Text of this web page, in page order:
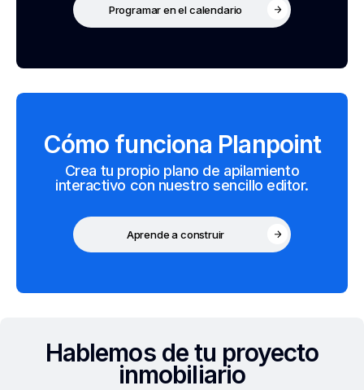
Programar en el calendario
Cómo funciona Planpoint
Crea tu propio plano de apilamiento
interactivo con nuestro sencillo editor.
Aprende a construir
Hablemos de tu proyecto
inmobiliario